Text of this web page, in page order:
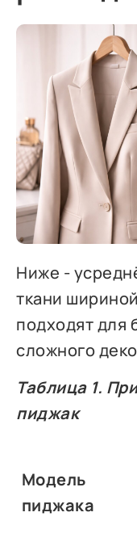
Ниже -
ткани
подходят для
сложного
Таблица 1.
пиджак
Модель
пиджака